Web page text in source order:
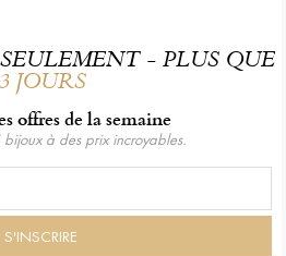
- PLUS QUE
3 JOURS
offres de la semaine
à des prix incroyables.